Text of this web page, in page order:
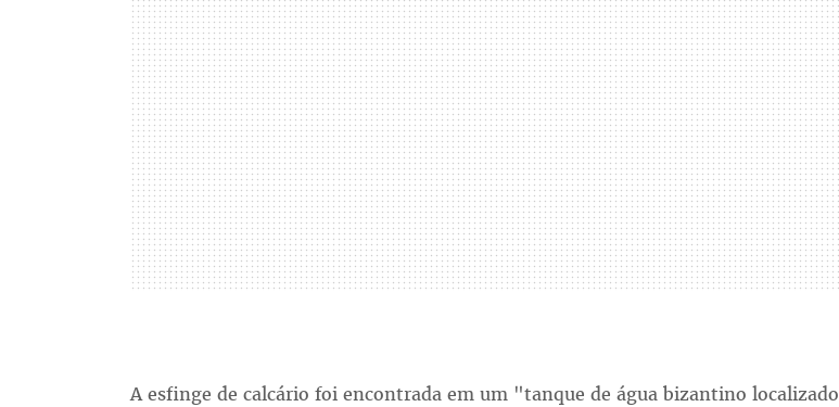
A esfinge de calcário foi encontrada em um "tanque de água bizantino localizado